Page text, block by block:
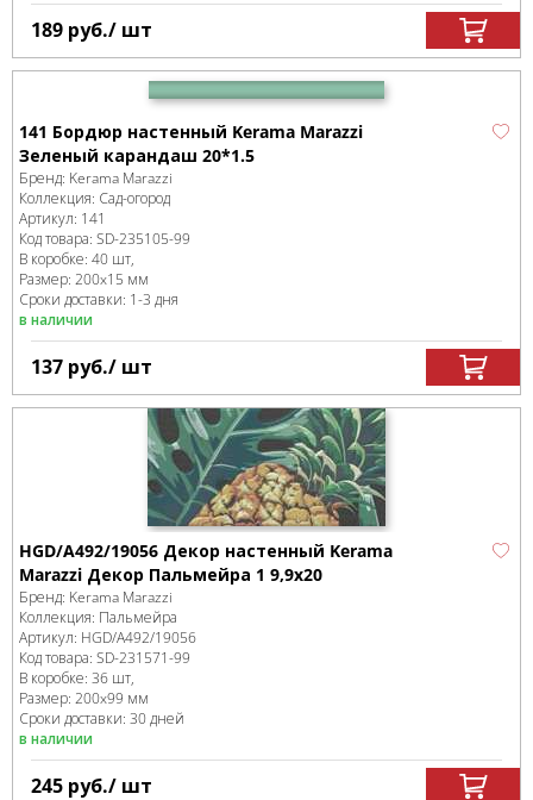
189 руб./ шт
141 Бордюр настенный Kerama Marazzi
Зеленый карандаш 20*1.5
Бренд: Kerama Marazzi
Коллекция: Сад-огород
Артикул: 141
Код товара: SD-235105-99
В коробке: 40 шт,
Размер: 200x15 мм
Сроки доставки: 1-3 дня
в наличии
137 руб./ шт
HGD/A492/19056 Декор настенный Kerama
Marazzi Декор Пальмейра 1 9,9х20
Бренд: Kerama Marazzi
Коллекция: Пальмейра
Артикул: HGD/A492/19056
Код товара: SD-231571-99
В коробке: 36 шт,
Размер: 200x99 мм
Сроки доставки: 30 дней
в наличии
245 руб./ шт